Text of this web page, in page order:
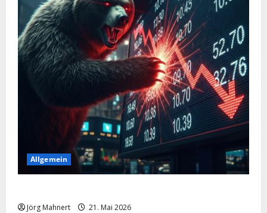
Allgemein
Jörg Mahnert 21. Mai 2026